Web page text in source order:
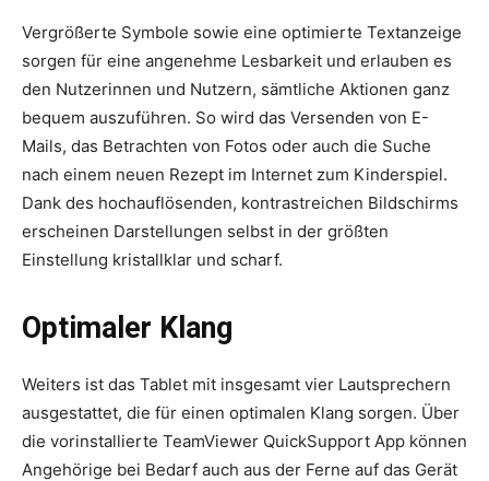
Vergrößerte Symbole sowie eine optimierte Textanzeige
sorgen für eine angenehme Lesbarkeit und erlauben es
den Nutzerinnen und Nutzern, sämtliche Aktionen ganz
bequem auszuführen. So wird das Versenden von E-
Mails, das Betrachten von Fotos oder auch die Suche
nach einem neuen Rezept im Internet zum Kinderspiel.
Dank des hochauflösenden, kontrastreichen Bildschirms
erscheinen Darstellungen selbst in der größten
Einstellung kristallklar und scharf.
Optimaler Klang
Weiters ist das Tablet mit insgesamt vier Lautsprechern
ausgestattet, die für einen ­optimalen Klang sorgen. Über
die vor­installierte TeamViewer QuickSupport App können
Angehörige bei Bedarf auch aus der Ferne auf das Gerät